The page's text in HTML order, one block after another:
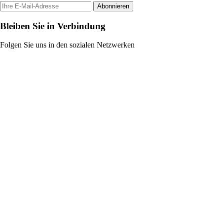
Abonnieren
Bleiben Sie in Verbindung
Folgen Sie uns in den sozialen Netzwerken